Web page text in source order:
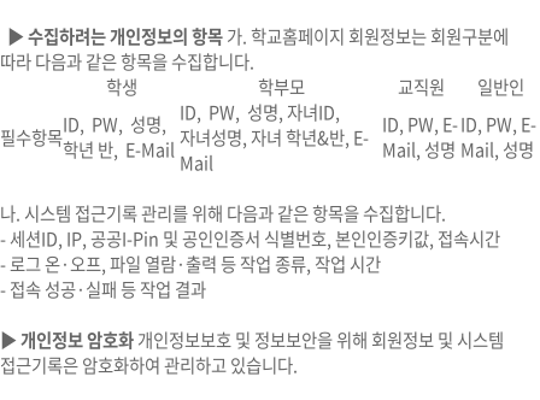
▶ 수집하려는 개인정보의 항목가. 학교홈페이지 회원정보는 회원구분에
따라 다음과 같은 항목을 수집합니다.
학생
학부모 교직원
일반인
필수항목ID, PW, 성명,
학년 반, E-Mail
ID, PW, 성명, 자녀ID,
자녀성명, 자녀 학년&반, E-
Mail
ID, PW, E-
Mail, 성명
ID, PW, E-
Mail, 성명
나. 시스템 접근기록 관리를 위해 다음과 같은 항목을 수집합니다.
- 세션ID, IP, 공공I-Pin 및 공인인증서 식별번호, 본인인증키값, 접속시간
- 로그 온·오프, 파일 열람·출력 등 작업 종류, 작업 시간
- 접속 성공·실패 등 작업 결과
▶ 개인정보 암호화개인정보보호 및 정보보안을 위해 회원정보 및 시스템
접근기록은 암호화하여 관리하고 있습니다.